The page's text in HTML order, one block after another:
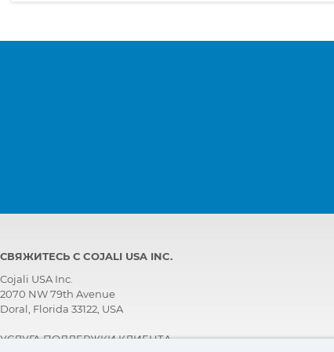
СВЯЖИТЕСЬ С COJALI USA INC.
Cojali USA Inc.
2070 NW 79th Avenue
Doral, Florida 33122, USA
УСЛУГА ПОДДЕРЖКИ КЛИЕНТА